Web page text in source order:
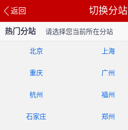
返回 切换分站
热门分站 请选择您当前所在分站
北京 上海
重庆 广州
杭州 福州
石家庄 郑州